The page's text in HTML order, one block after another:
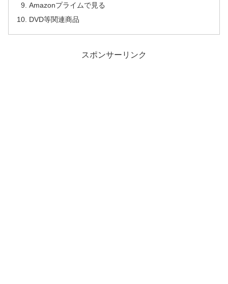
Amazonプライムで見る
DVD等関連商品
スポンサーリンク